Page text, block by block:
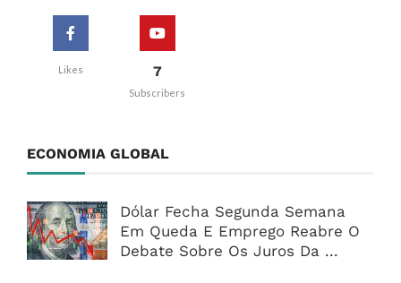
Likes 7
Subscribers
ECONOMIA GLOBAL
Dólar Fecha Segunda Semana
Em Queda E Emprego Reabre O
Debate Sobre Os Juros Da ...